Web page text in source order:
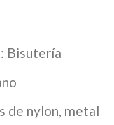
Bisutería
de nylon, metal